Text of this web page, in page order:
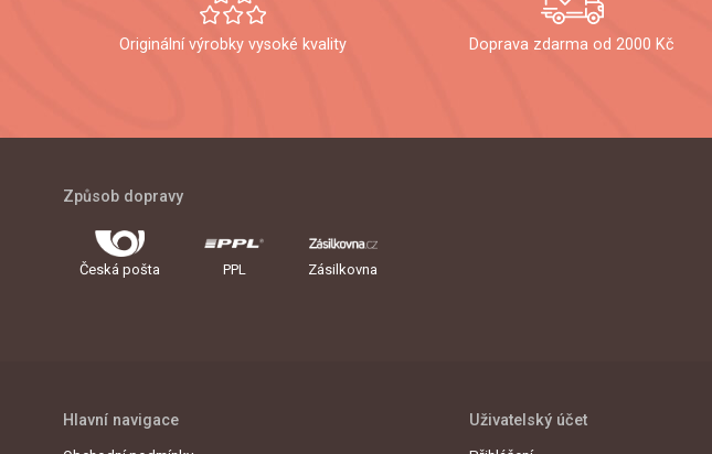
Originální výrobky vysoké kvality Doprava zdarma od 2000 Kč
Způsob dopravy
Česká pošta PPL Zásilkovna
Hlavní navigace Uživatelský účet